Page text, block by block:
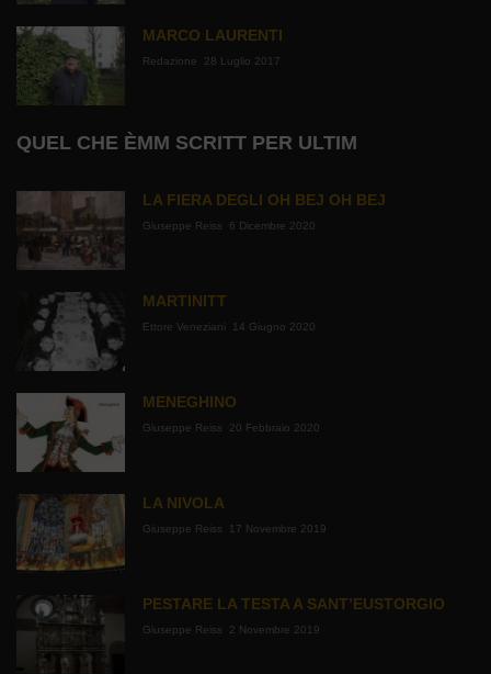
MARCO LAURENTI
Redazione 28 Luglio 2017
QUEL CHE ÈMM SCRITT PER ULTIM
LA FIERA DEGLI OH BEJ OH BEJ
Giuseppe Reiss 6 Dicembre 2020
MARTINITT
Ettore Veneziani 14 Giugno 2020
MENEGHINO
Giuseppe Reiss 20 Febbraio 2020
LA NIVOLA
Giuseppe Reiss 17 Novembre 2019
PESTARE LA TESTA A SANT’EUSTORGIO
Giuseppe Reiss 2 Novembre 2019